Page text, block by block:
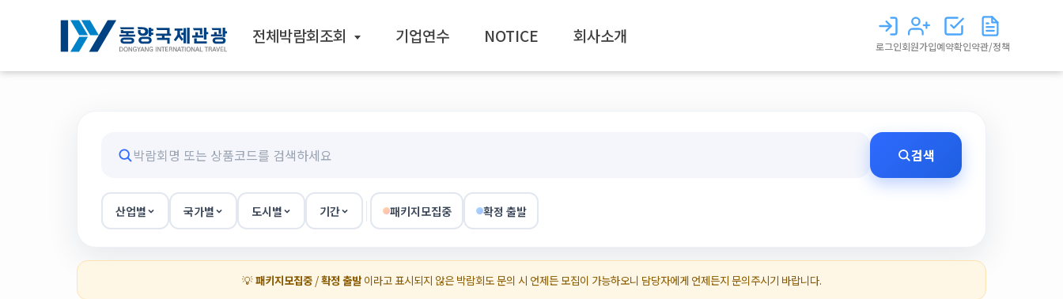
전체박람회조회 기업연수 NOTICE 회사소개
로그인회원가입예약확인약관/정책
검색
산업별 국가별 도시별 기간 패키지모집중 확정 출발
💡패키지모집중/확정 출발이라고 표시되지 않은 박람회도 문의 시 언제든 모집이 가능하오니 담당자에게 언제든지 문의주시기 바랍니다.